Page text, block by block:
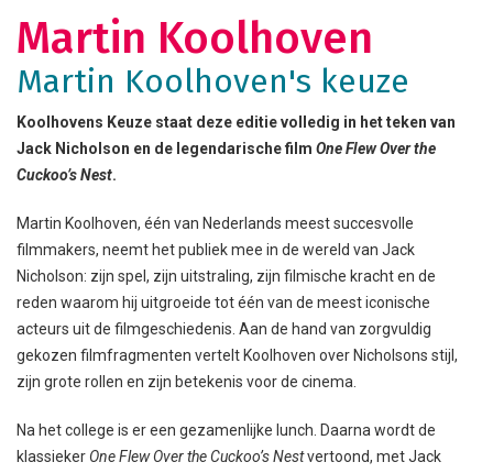
Martin Koolhoven
Martin Koolhoven's keuze
Koolhovens Keuze staat deze editie volledig in het teken van
Jack Nicholson en de legendarische film One Flew Over the
Cuckoo’s Nest.
Martin Koolhoven, één van Nederlands meest succesvolle
filmmakers, neemt het publiek mee in de wereld van Jack
Nicholson: zijn spel, zijn uitstraling, zijn filmische kracht en de
reden waarom hij uitgroeide tot één van de meest iconische
acteurs uit de filmgeschiedenis. Aan de hand van zorgvuldig
gekozen filmfragmenten vertelt Koolhoven over Nicholsons stijl,
zijn grote rollen en zijn betekenis voor de cinema.
Na het college is er een gezamenlijke lunch. Daarna wordt de
klassieker One Flew Over the Cuckoo’s Nestvertoond, met Jack